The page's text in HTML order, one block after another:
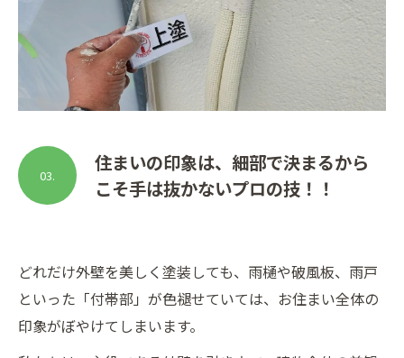
住まいの印象は、細部で決まるから
こそ手は抜かないプロの技！！
03.
どれだけ外壁を美しく塗装しても、雨樋や破風板、雨戸
といった「付帯部」が色褪せていては、お住まい全体の
印象がぼやけてしまいます。